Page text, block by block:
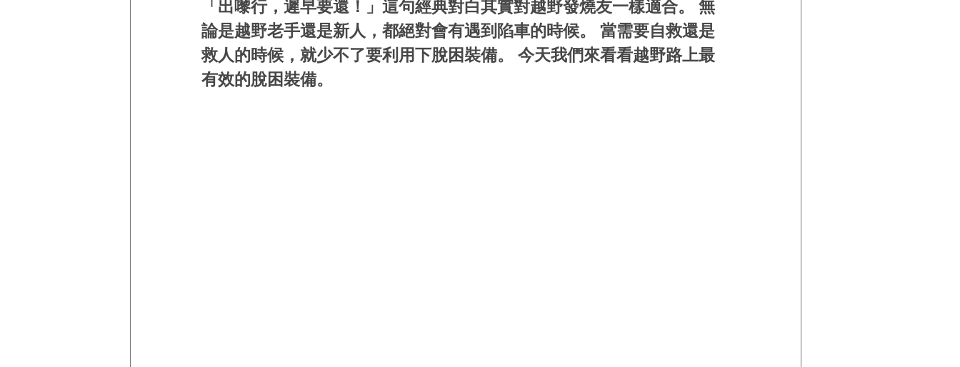
「出嚟行，遲早要還！」這句經典對白其實對越野發燒友一樣適合。 無
論是越野老手還是新人，都絕對會有遇到陷車的時候。 當需要自救還是
救人的時候，就少不了要利用下脫困裝備。 今天我們來看看越野路上最
有效的脫困裝備。